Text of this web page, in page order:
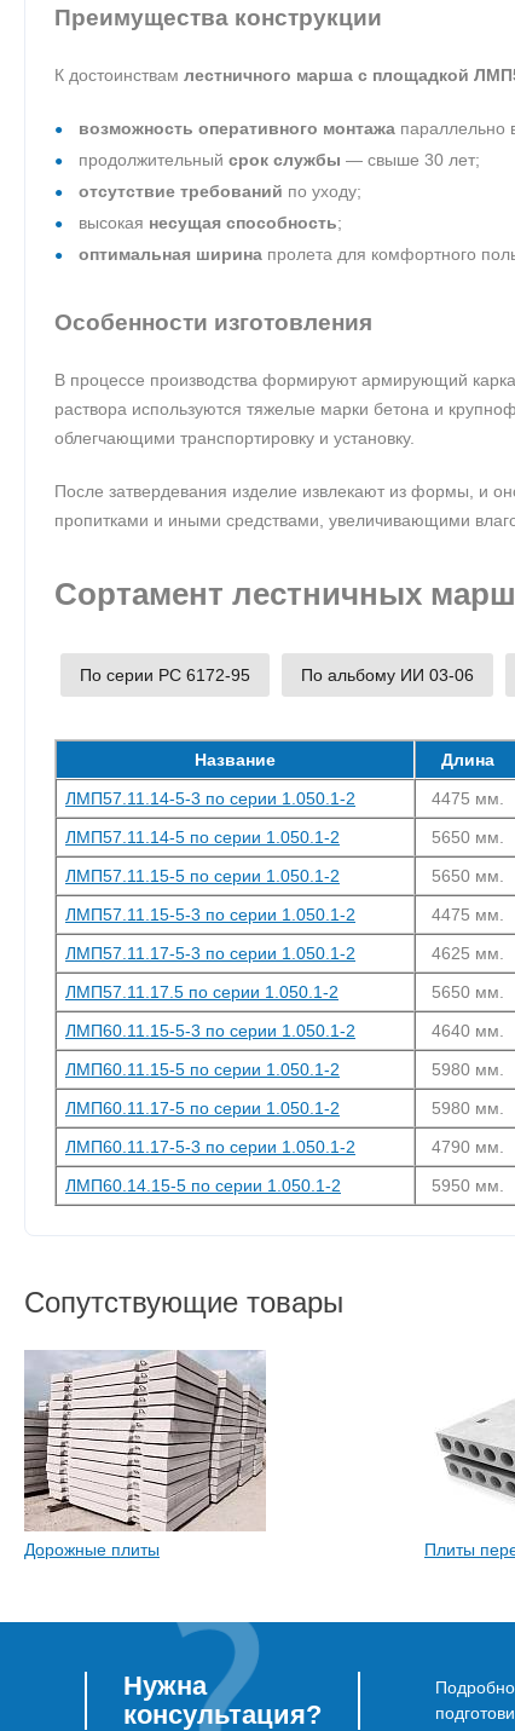
Преимущества конструкции
К достоинствам лестничного марша с площадкой
возможность оперативного монтажа параллельно
продолжительный срок службы — свыше 30 лет;
отсутствие требований по уходу;
высокая несущая способность;
оптимальная ширина пролета для комфортного
Особенности изготовления
В процессе производства формируют армирующий
раствора используются тяжелые марки бетона и
облегчающими транспортировку и установку.
После затвердевания изделие извлекают из формы, и
пропитками и иными средствами, увеличивающими
Сортамент лестничных
По серии РС 6172-95 По альбому ИИ 03-06
Название Длина
ЛМП57.11.14-5-3 по серии 1.050.1-2
4475 мм.
ЛМП57.11.14-5 по серии 1.050.1-2
5650 мм.
ЛМП57.11.15-5 по серии 1.050.1-2
5650 мм.
ЛМП57.11.15-5-3 по серии 1.050.1-2
4475 мм.
ЛМП57.11.17-5-3 по серии 1.050.1-2
4625 мм.
ЛМП57.11.17.5 по серии 1.050.1-2
5650 мм.
ЛМП60.11.15-5-3 по серии 1.050.1-2
4640 мм.
ЛМП60.11.15-5 по серии 1.050.1-2
5980 мм.
ЛМП60.11.17-5 по серии 1.050.1-2
5980 мм.
ЛМП60.11.17-5-3 по серии 1.050.1-2
4790 мм.
ЛМП60.14.15-5 по серии 1.050.1-2
5950 мм.
Сопутствующие товары
Дорожные плиты Плиты
Нужна
консультация?